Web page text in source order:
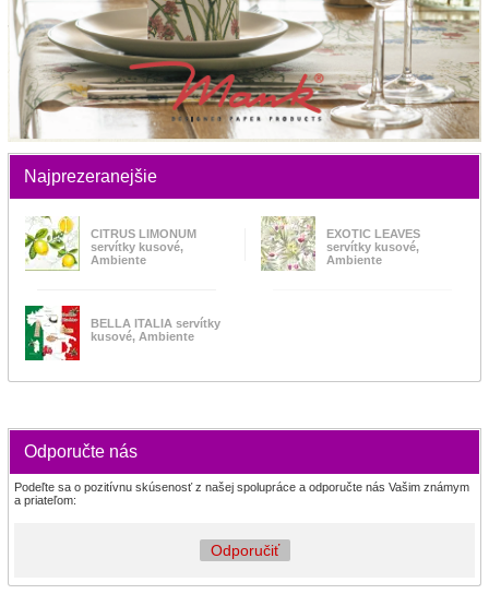
Najprezeranejšie
CITRUS LIMONUM
servítky kusové,
Ambiente
EXOTIC LEAVES
servítky kusové,
Ambiente
BELLA ITALIA servítky
kusové, Ambiente
Odporučte nás
Podeľte sa o pozitívnu skúsenosť z našej spolupráce a odporučte nás Vašim známym
a priateľom:
Odporučiť